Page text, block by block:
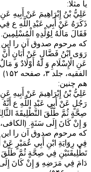
یا مثلا:
عَلِيُّ بْنُ إِبْرَاهِيمَ عَنْ أَبِيهِ
ذَكَرَهُ عَنْ أَبِي عَبْدِ اللَّهِ ع
فَقَالَ مَالُهُ لِوُلْدِهِ الْمُسْلِمِينَ.
که مرحوم صدوق آن را
رَوَى ابْنُ فَضَّالٍ عَنْ أَبَانٍ أَنَّ
عَنِ الْإِسْلَامِ وَ لَهُ أَوْلَادٌ وَ
الفقیه، جلد ۳، صفحه ۱۵۲)
هم چنین:
عَلِيُّ بْنُ إِبْرَاهِيمَ عَنْ أَبِيهِ
رَجُلٍ عَنْ أَبِي عَبْدِ اللَّهِ ع
صِحَّةٍ ثُمَّ طَلَّقَ التَّطْلِيقَةَ
وَ إِنْ كَانَ إِلَى سَنَةٍ. (الکافی، جلد ۶،
که مرحوم صدوق آن را
فِي رِوَايَةِ ابْنِ أَبِي عُمَيْرٍ
تَطْلِيقَتَيْنِ‏ فِي صِحَّةٍ ثُمَّ طَلَّقَ